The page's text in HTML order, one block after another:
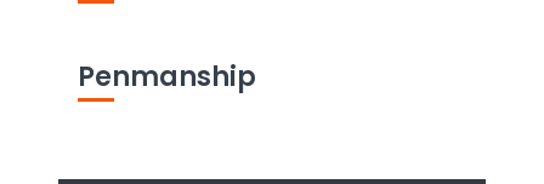
Penmanship